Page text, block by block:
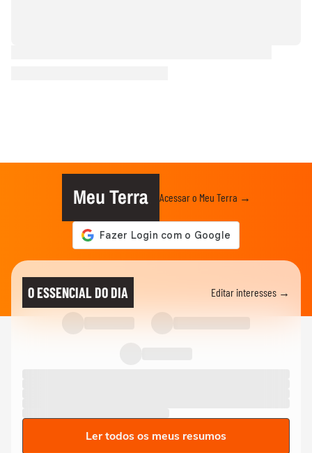
Meu Terra Acessar o Meu Terra →
O ESSENCIAL DO DIA Editar interesses →
Ler todos os meus resumos